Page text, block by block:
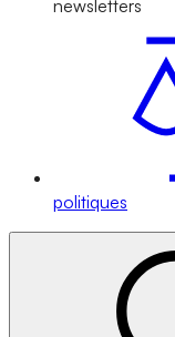
newsletters
politiques